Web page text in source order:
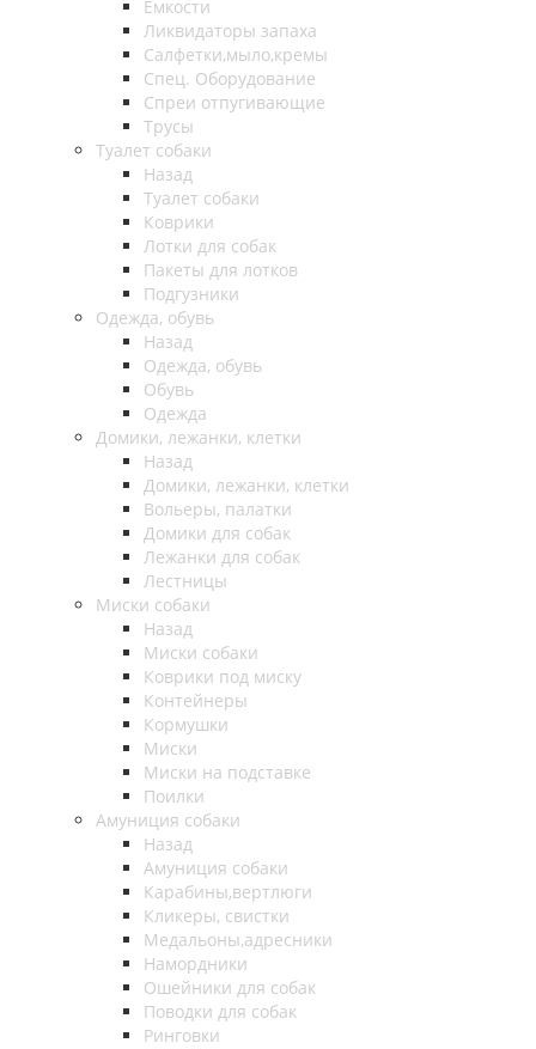
Емкости
Ликвидаторы запаха
Салфетки,мыло,кремы
Спец. Оборудование
Спреи отпугивающие
Трусы
Туалет собаки
Назад
Туалет собаки
Коврики
Лотки для собак
Пакеты для лотков
Подгузники
Одежда, обувь
Назад
Одежда, обувь
Обувь
Одежда
Домики, лежанки, клетки
Назад
Домики, лежанки, клетки
Вольеры, палатки
Домики для собак
Лежанки для собак
Лестницы
Миски собаки
Назад
Миски собаки
Коврики под миску
Контейнеры
Кормушки
Миски
Миски на подставке
Поилки
Амуниция собаки
Назад
Амуниция собаки
Карабины,вертлюги
Кликеры, свистки
Медальоны,адресники
Намордники
Ошейники для собак
Поводки для собак
Ринговки